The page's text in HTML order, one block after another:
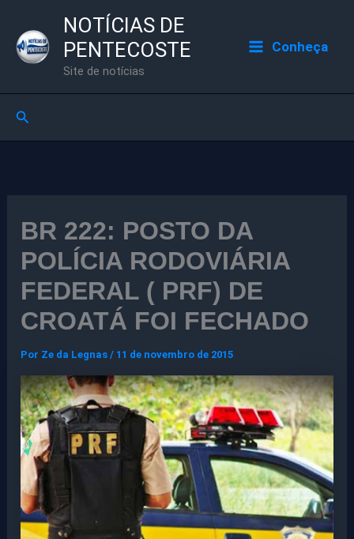
para
NOTÍCIAS DE
PENTECOSTE
Site de notícias
Conheça
Pesquisar
BR 222: POSTO DA
POLÍCIA RODOVIÁRIA
FEDERAL ( PRF) DE
CROATÁ FOI FECHADO
Por Ze da Legnas/ 11 de novembro de 2015